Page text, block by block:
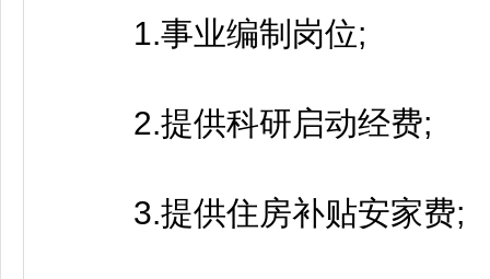
1.事业编制岗位;
2.提供科研启动经费;
3.提供住房补贴安家费;